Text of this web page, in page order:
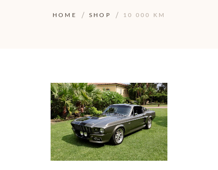
HOME SHOP 10 000 KM
ADD TO WISHLIST